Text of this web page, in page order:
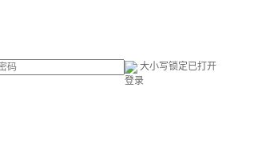
大小写锁定已打开
登录